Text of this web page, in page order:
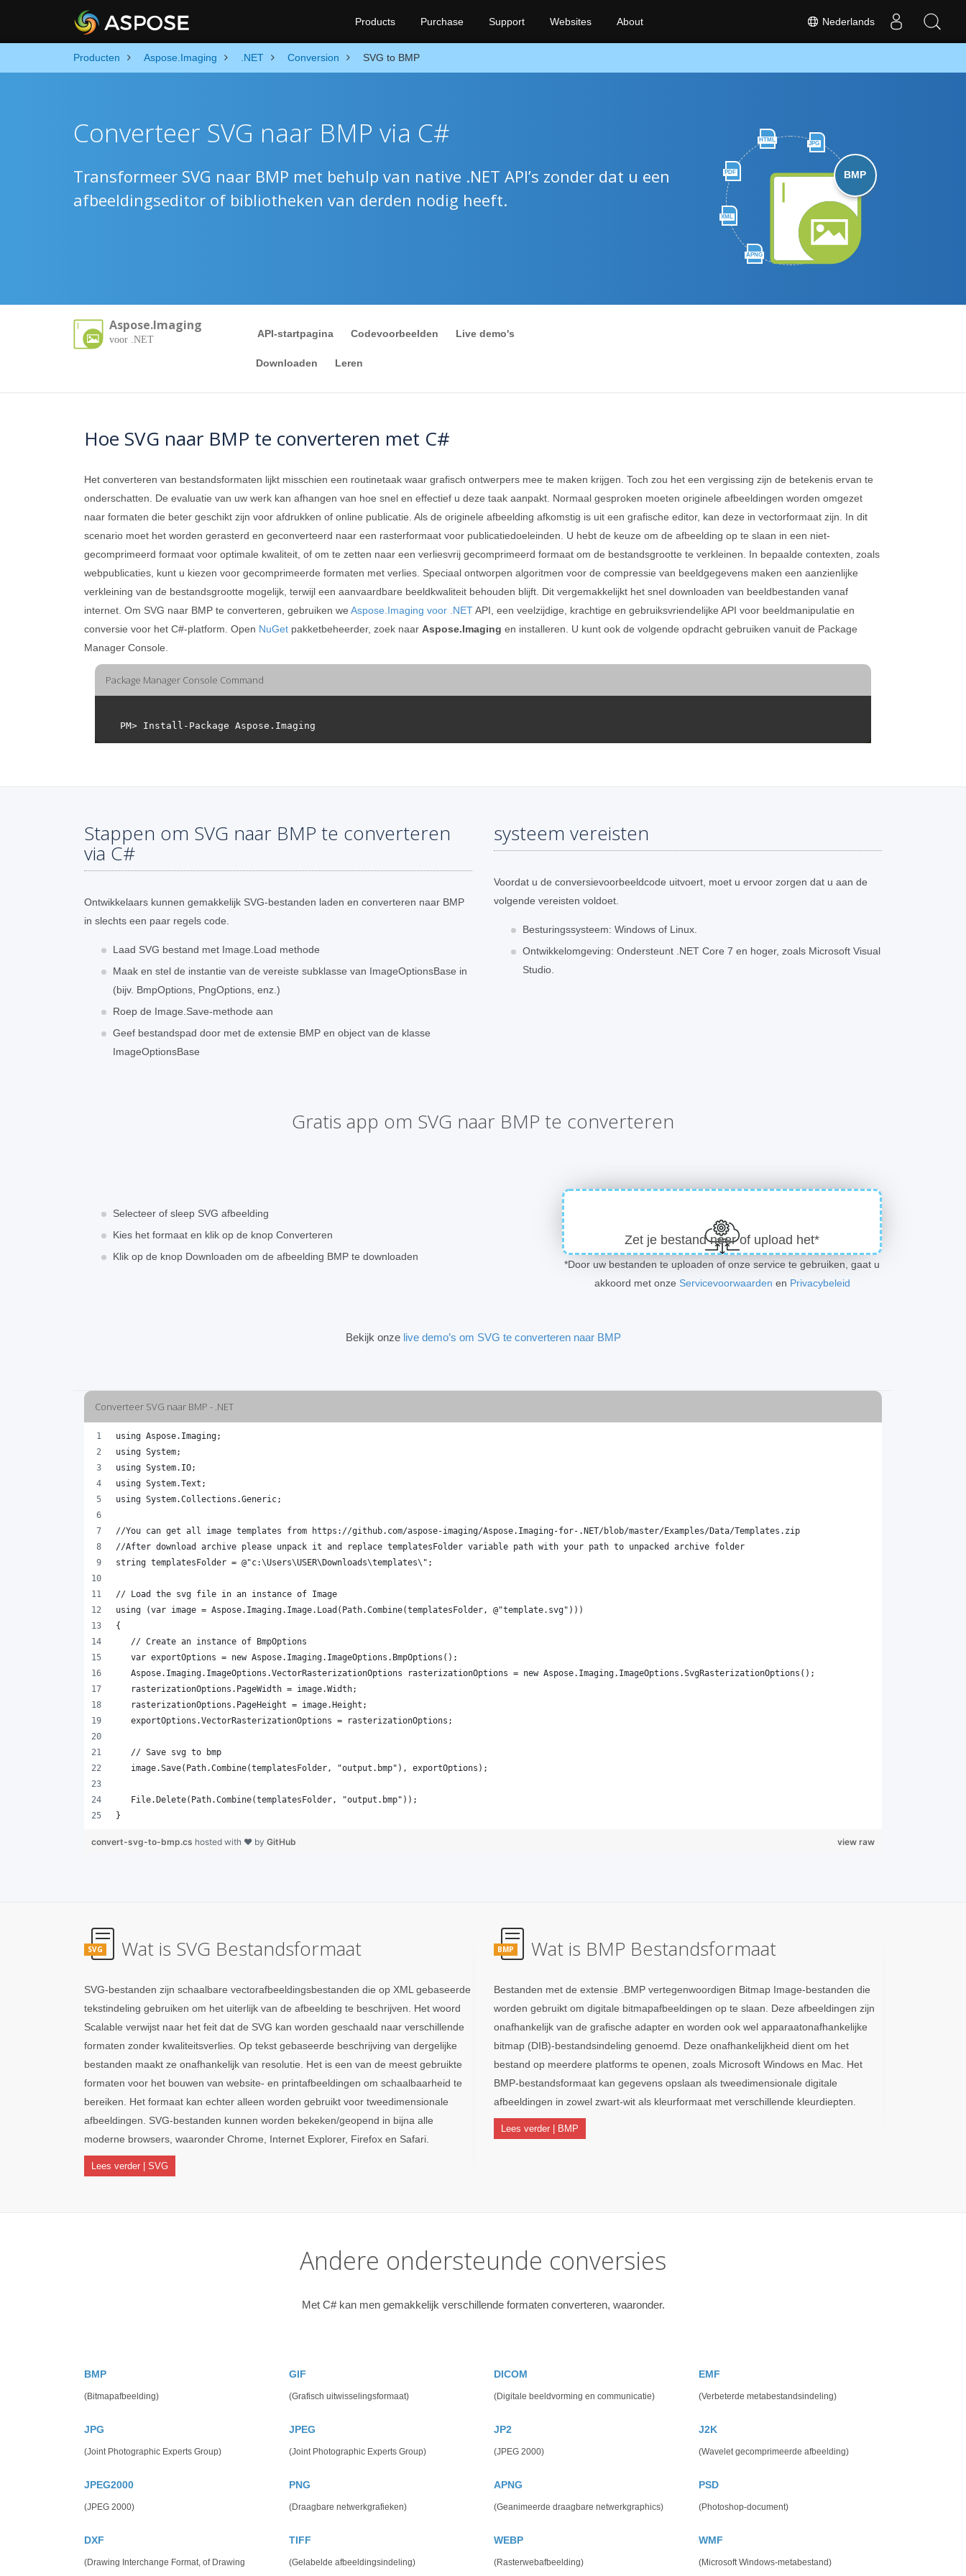
Nederlands
Products Purchase Support Websites About
Producten Aspose.Imaging .NET Conversion SVG to BMP
HTML
JPG
PDF
XML
APNG
BMP
Converteer SVG naar BMP via C#
Transformeer SVG naar BMP met behulp van native .NET API’s zonder dat u een
afbeeldingseditor of bibliotheken van derden nodig heeft.
Aspose.Imaging
voor .NET
API-startpagina Codevoorbeelden Live demo's
Downloaden Leren
Hoe SVG naar BMP te converteren met C#
Het converteren van bestandsformaten lijkt misschien een routinetaak waar grafisch ontwerpers mee te maken krijgen. Toch zou het een vergissing zijn de betekenis ervan te
onderschatten. De evaluatie van uw werk kan afhangen van hoe snel en effectief u deze taak aanpakt. Normaal gesproken moeten originele afbeeldingen worden omgezet
naar formaten die beter geschikt zijn voor afdrukken of online publicatie. Als de originele afbeelding afkomstig is uit een grafische editor, kan deze in vectorformaat zijn. In dit
scenario moet het worden gerasterd en geconverteerd naar een rasterformaat voor publicatiedoeleinden. U hebt de keuze om de afbeelding op te slaan in een niet-
gecomprimeerd formaat voor optimale kwaliteit, of om te zetten naar een verliesvrij gecomprimeerd formaat om de bestandsgrootte te verkleinen. In bepaalde contexten, zoals
webpublicaties, kunt u kiezen voor gecomprimeerde formaten met verlies. Speciaal ontworpen algoritmen voor de compressie van beeldgegevens maken een aanzienlijke
verkleining van de bestandsgrootte mogelijk, terwijl een aanvaardbare beeldkwaliteit behouden blijft. Dit vergemakkelijkt het snel downloaden van beeldbestanden vanaf
internet. Om SVG naar BMP te converteren, gebruiken we Aspose.Imaging voor .NETAPI, een veelzijdige, krachtige en gebruiksvriendelijke API voor beeldmanipulatie en
conversie voor het C#-platform. Open NuGet pakketbeheerder, zoek naar Aspose.Imaging en installeren. U kunt ook de volgende opdracht gebruiken vanuit de Package
Manager Console.
Package Manager Console Command
Stappen om SVG naar BMP te converteren
via C#
Ontwikkelaars kunnen gemakkelijk SVG-bestanden laden en converteren naar BMP
in slechts een paar regels code.
Laad SVG bestand met Image.Load methode
Maak en stel de instantie van de vereiste subklasse van ImageOptionsBase in
(bijv. BmpOptions, PngOptions, enz.)
Roep de Image.Save-methode aan
Geef bestandspad door met de extensie BMP en object van de klasse
ImageOptionsBase
systeem vereisten
Voordat u de conversievoorbeeldcode uitvoert, moet u ervoor zorgen dat u aan de
volgende vereisten voldoet.
Besturingssysteem: Windows of Linux.
Ontwikkelomgeving: Ondersteunt .NET Core 7 en hoger, zoals Microsoft Visual
Studio.
Gratis app om SVG naar BMP te converteren
Selecteer of sleep SVG afbeelding
Kies het formaat en klik op de knop Converteren
Klik op de knop Downloaden om de afbeelding BMP te downloaden
Zet je bestand neer of upload het*
*Door uw bestanden te uploaden of onze service te gebruiken, gaat u
akkoord met onze Servicevoorwaarden en Privacybeleid
Bekijk onze live demo’s om SVG te converteren naar BMP
Converteer SVG naar BMP - .NET
}
view raw
convert-svg-to-bmp.cs hosted with ❤ by GitHub
SVG Wat is SVG Bestandsformaat
SVG-bestanden zijn schaalbare vectorafbeeldingsbestanden die op XML gebaseerde
tekstindeling gebruiken om het uiterlijk van de afbeelding te beschrijven. Het woord
Scalable verwijst naar het feit dat de SVG kan worden geschaald naar verschillende
formaten zonder kwaliteitsverlies. Op tekst gebaseerde beschrijving van dergelijke
bestanden maakt ze onafhankelijk van resolutie. Het is een van de meest gebruikte
formaten voor het bouwen van website- en printafbeeldingen om schaalbaarheid te
bereiken. Het formaat kan echter alleen worden gebruikt voor tweedimensionale
afbeeldingen. SVG-bestanden kunnen worden bekeken/geopend in bijna alle
moderne browsers, waaronder Chrome, Internet Explorer, Firefox en Safari.
Lees verder | SVG
BMP Wat is BMP Bestandsformaat
Bestanden met de extensie .BMP vertegenwoordigen Bitmap Image-bestanden die
worden gebruikt om digitale bitmapafbeeldingen op te slaan. Deze afbeeldingen zijn
onafhankelijk van de grafische adapter en worden ook wel apparaatonafhankelijke
bitmap (DIB)-bestandsindeling genoemd. Deze onafhankelijkheid dient om het
bestand op meerdere platforms te openen, zoals Microsoft Windows en Mac. Het
BMP-bestandsformaat kan gegevens opslaan als tweedimensionale digitale
afbeeldingen in zowel zwart-wit als kleurformaat met verschillende kleurdiepten.
Lees verder | BMP
Andere ondersteunde conversies
Met C# kan men gemakkelijk verschillende formaten converteren, waaronder.
BMP
(Bitmapafbeelding)
GIF
(Grafisch uitwisselingsformaat)
DICOM
(Digitale beeldvorming en communicatie)
EMF
(Verbeterde metabestandsindeling)
JPG
(Joint Photographic Experts Group)
JPEG
(Joint Photographic Experts Group)
JP2
(JPEG 2000)
J2K
(Wavelet gecomprimeerde afbeelding)
JPEG2000
(JPEG 2000)
PNG
(Draagbare netwerkgrafieken)
APNG
(Geanimeerde draagbare netwerkgraphics)
PSD
(Photoshop-document)
DXF
(Drawing Interchange Format, of Drawing
TIFF
(Gelabelde afbeeldingsindeling)
WEBP
(Rasterwebafbeelding)
WMF
(Microsoft Windows-metabestand)